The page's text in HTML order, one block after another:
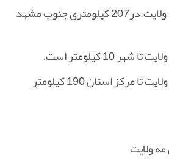
در207 کیلومتری جنوب مشهد
10 کیلومتر است.
فاصله ناحیه صنعتی مه ولایت تا مرکز استان 190 کیلومتر
ولایت